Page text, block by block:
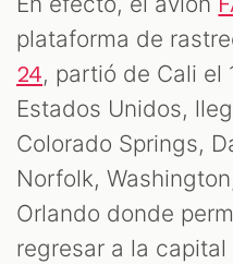
plataforma de
24, partió de Cali el
Estados Unidos,
Colorado Springs,
Norfolk,
Orlando donde
regresar a la